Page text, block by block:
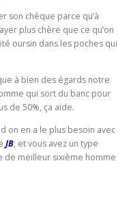
son chèque parce qu’à
plus chère que ce qu’on
oursin dans les poches qui
à bien des égards notre
qui sort du banc pour
de 50%, ça aide.
on en a le plus besoin avec
JB, et vous avez un type
de meilleur sixième homme